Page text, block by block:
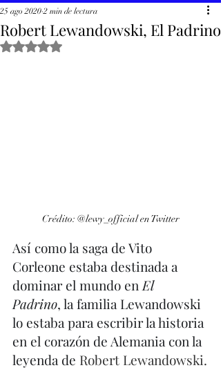
Robert Lewandowski, El Padrino
25 ago 2020 2 min de lectura
Obtuvo NaN de 5 estrellas.
Crédito: @lewy_official en Twitter
Así como la saga de Vito
Corleone estaba destinada a
dominar el mundo en El
Padrino, la familia Lewandowski
lo estaba para escribir la historia
en el corazón de Alemania con la
leyenda de Robert Lewandowski.